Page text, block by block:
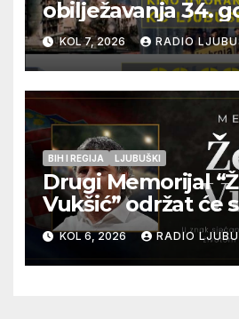
obilježavanja 34.
pogibije generala
Kraljevića i
pripadnika HOS-a
KOL 7, 2026 RADIO
BIH I REGIJA LJUBUŠKI
Drugi Memorijal
Vukšić” održat će
12. kolovoza u
KOL 6, 2026 RADIO